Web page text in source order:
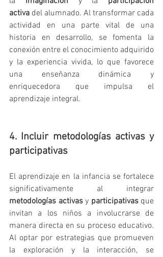
activa del alumnado. Al transformar cada
actividad en una parte vital de una
historia en desarrollo, se fomenta la
conexión entre el conocimiento adquirido
y la experiencia vivida, lo que favorece
una enseñanza dinámica y
enriquecedora que impulsa el
aprendizaje integral.
4. Incluir metodologías activas y
participativas
El aprendizaje en la infancia se fortalece
metodologías activas y participativas que
invitan a los niños a involucrarse de
manera directa en su proceso educativo.
Al optar por estrategias que promueven
la exploración y la interacción, se